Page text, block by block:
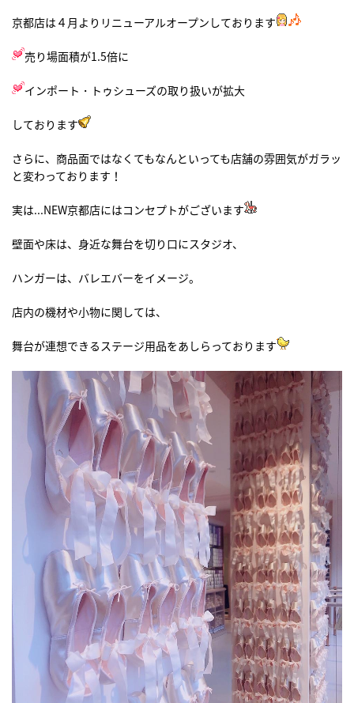
京都店は４月よりリニューアルオープンしております
売り場面積が1.5倍に
インポート・トゥシューズの取り扱いが拡大
しております
さらに、商品面ではなくてもなんといっても店舗の雰囲気がガラッ
と変わっております！
実は...NEW京都店にはコンセプトがございます
壁面や床は、身近な舞台を切り口にスタジオ、
ハンガーは、バレエバーをイメージ。
店内の機材や小物に関しては、
舞台が連想できるステージ用品をあしらっております